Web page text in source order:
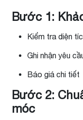
Bước 1:
Kiểm tra diện
Ghi nhận yêu
Báo giá chi tiết
Bước 2:
móc